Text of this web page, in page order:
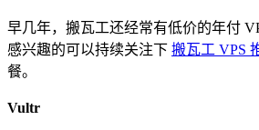
早几年，搬瓦工还经常有低价的年付
感兴趣的可以持续关注下 搬瓦工 VPS
餐。
Vultr